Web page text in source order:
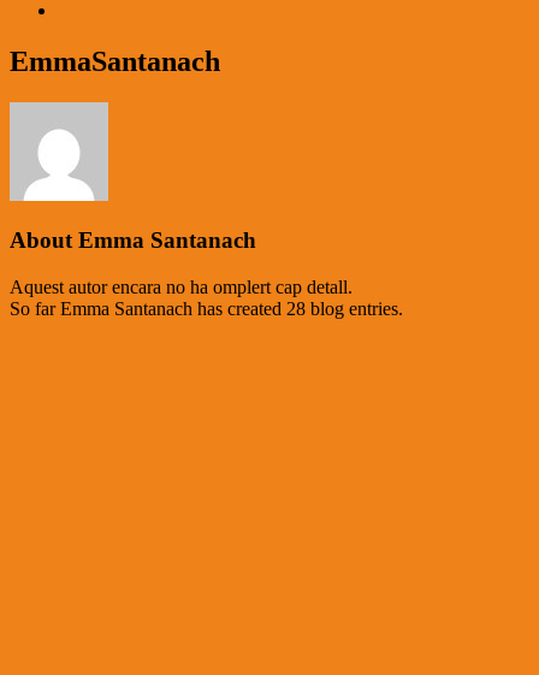
EmmaSantanach
AboutEmma Santanach
Aquest autor encara no ha omplert cap detall.
So far Emma Santanach has created 28 blog entries.